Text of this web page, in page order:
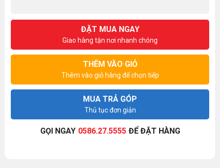
ĐẶT MUA NGAY
Giao hàng tận nơi nhanh chóng
THÊM VÀO GIỎ
Thêm vào giỏ hàng để chọn tiếp
MUA TRẢ GÓP
Thủ tục đơn giản
GỌI NGAY 0586.27.5555 ĐỂ ĐẶT HÀNG